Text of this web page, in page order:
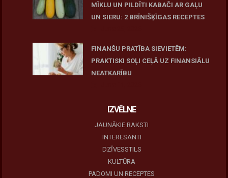
MĪKLU UN PILDĪTI KABAČI AR GAĻU
UN SIERU: 2 BRĪNIŠĶĪGAS RECEPTES
FINANŠU PRATĪBA SIEVIETĒM:
PRAKTISKI SOĻI CEĻĀ UZ FINANSIĀLU
NEATKARĪBU
IZVĒLNE
JAUNĀKIE RAKSTI
INTERESANTI
DZĪVESSTILS
KULTŪRA
PADOMI UN RECEPTES